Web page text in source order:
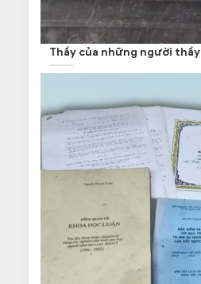
Thầy của những người thầy